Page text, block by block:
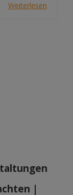
Weiterlesen
|